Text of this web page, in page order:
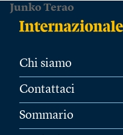
Junko Terao
Chi siamo
Contattaci
Sommario